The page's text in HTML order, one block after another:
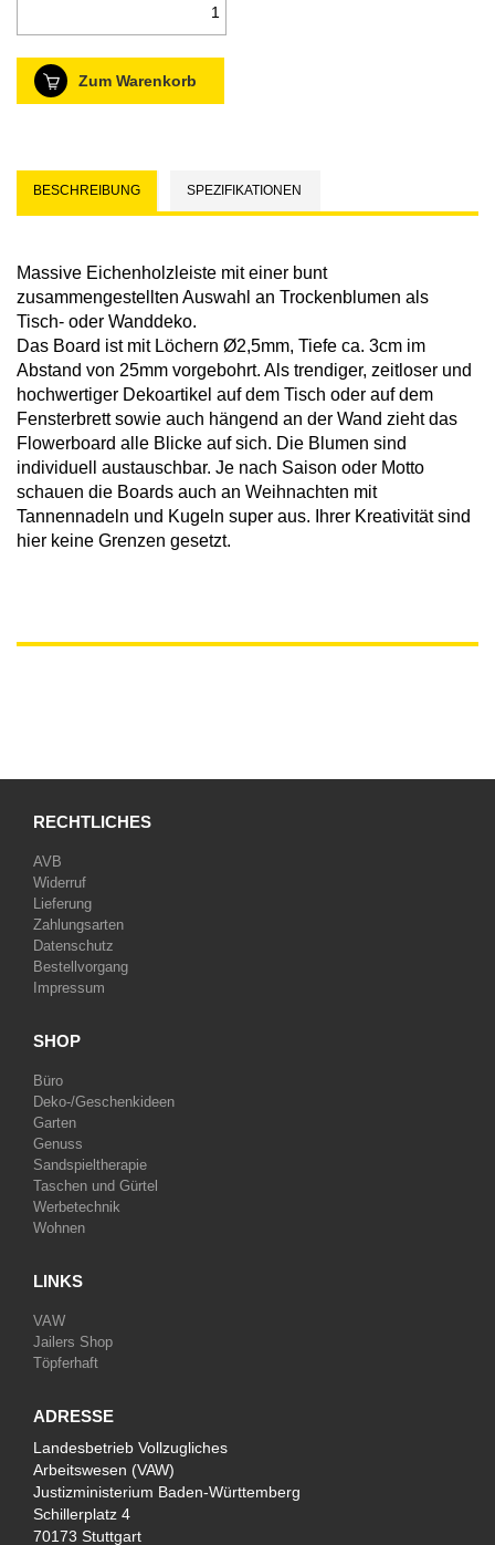
Zum Warenkorb
BESCHREIBUNG SPEZIFIKATIONEN
Massive Eichenholzleiste mit einer bunt
zusammengestellten Auswahl an Trockenblumen als
Tisch- oder Wanddeko.
Das Board ist mit Löchern Ø2,5mm, Tiefe ca. 3cm im
Abstand von 25mm vorgebohrt. Als trendiger, zeitloser und
hochwertiger Dekoartikel auf dem Tisch oder auf dem
Fensterbrett sowie auch hängend an der Wand zieht das
Flowerboard alle Blicke auf sich. Die Blumen sind
individuell austauschbar. Je nach Saison oder Motto
schauen die Boards auch an Weihnachten mit
Tannennadeln und Kugeln super aus. Ihrer Kreativität sind
hier keine Grenzen gesetzt.
RECHTLICHES
AVB
Widerruf
Lieferung
Zahlungsarten
Datenschutz
Bestellvorgang
Impressum
SHOP
Büro
Deko-/Geschenkideen
Garten
Genuss
Sandspieltherapie
Taschen und Gürtel
Werbetechnik
Wohnen
LINKS
VAW
Jailers Shop
Töpferhaft
ADRESSE
Landesbetrieb Vollzugliches
Arbeitswesen (VAW)
Justizministerium Baden-Württemberg
Schillerplatz 4
70173 Stuttgart